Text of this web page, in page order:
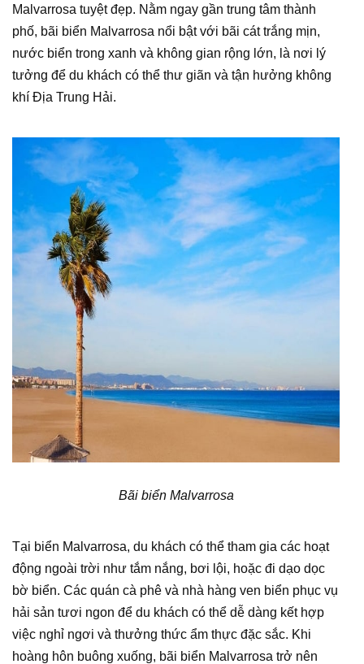
Malvarrosa tuyệt đẹp. Nằm ngay gần trung tâm thành
phố, bãi biển Malvarrosa nổi bật với bãi cát trắng mịn,
nước biển trong xanh và không gian rộng lớn, là nơi lý
tưởng để du khách có thể thư giãn và tận hưởng không
khí Địa Trung Hải.
Bãi biển Malvarrosa
Tại biển Malvarrosa, du khách có thể tham gia các hoạt
động ngoài trời như tắm nắng, bơi lội, hoặc đi dạo dọc
bờ biển. Các quán cà phê và nhà hàng ven biển phục vụ
hải sản tươi ngon để du khách có thể dễ dàng kết hợp
việc nghỉ ngơi và thưởng thức ẩm thực đặc sắc. Khi
hoàng hôn buông xuống, bãi biển Malvarrosa trở nên